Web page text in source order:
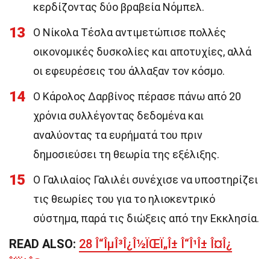
κερδίζοντας δύο βραβεία Νόμπελ.
13
Ο Νίκολα Τέσλα αντιμετώπισε πολλές
οικονομικές δυσκολίες και αποτυχίες, αλλά
οι εφευρέσεις του άλλαξαν τον κόσμο.
14
Ο Κάρολος Δαρβίνος πέρασε πάνω από 20
χρόνια συλλέγοντας δεδομένα και
αναλύοντας τα ευρήματά του πριν
δημοσιεύσει τη θεωρία της εξέλιξης.
15
Ο Γαλιλαίος Γαλιλέι συνέχισε να υποστηρίζει
τις θεωρίες του για το ηλιοκεντρικό
σύστημα, παρά τις διώξεις από την Εκκλησία.
READ ALSO: 28 Î“ÎµÎ³Î¿Î½ÏŒÏ„Î± Î“Î¹Î± Î¤Î¿